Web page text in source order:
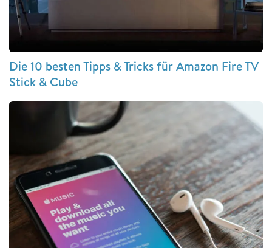
Die 10 besten Tipps & Tricks für Amazon Fire TV
Stick & Cube